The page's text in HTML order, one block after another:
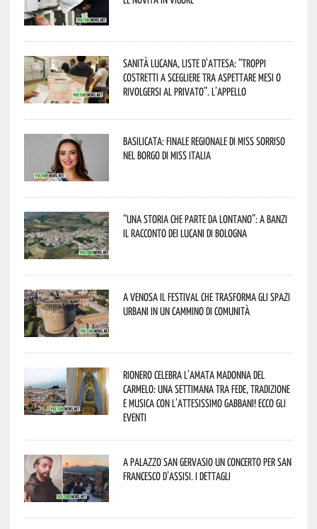
Sanità lucana, liste d’attesa: “Troppi
costretti a scegliere tra aspettare mesi o
rivolgersi al privato”. L’appello
Basilicata: finale regionale di Miss Sorriso
nel borgo di Miss Italia
“Una storia che parte da lontano”: a Banzi
il racconto dei Lucani di Bologna
A Venosa il festival che trasforma gli spazi
urbani in un cammino di comunità
Rionero celebra l’amata Madonna del
Carmelo: una settimana tra fede, tradizione
e musica con l’attesissimo Gabbani! Ecco gli
eventi
A Palazzo San Gervasio un concerto per San
Francesco d’Assisi. I dettagli